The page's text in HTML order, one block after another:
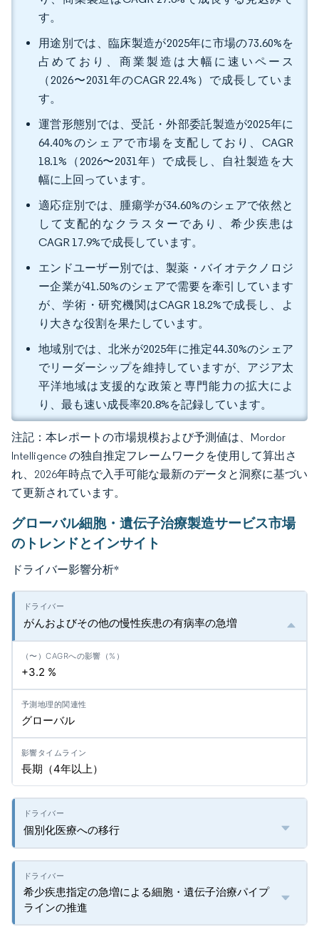
す。
用途別では、臨床製造が2025年に市場の73.60%を
占めており、商業製造は大幅に速いペース
（2026〜2031年のCAGR 22.4%）で成長していま
す。
運営形態別では、受託・外部委託製造が2025年に
64.40%のシェアで市場を支配しており、CAGR
18.1%（2026〜2031年）で成長し、自社製造を大
幅に上回っています。
適応症別では、腫瘍学が34.60%のシェアで依然と
して支配的なクラスターであり、希少疾患は
CAGR 17.9%で成長しています。
エンドユーザー別では、製薬・バイオテクノロジ
ー企業が41.50%のシェアで需要を牽引しています
が、学術・研究機関はCAGR 18.2%で成長し、よ
り大きな役割を果たしています。
地域別では、北米が2025年に推定44.30%のシェア
でリーダーシップを維持していますが、アジア太
平洋地域は支援的な政策と専門能力の拡大によ
り、最も速い成長率20.8%を記録しています。
注記：本レポートの市場規模および予測値は、Mordor
Intelligence の独自推定フレームワークを使用して算出さ
れ、2026年時点で入手可能な最新のデータと洞察に基づい
て更新されています。
グローバル細胞・遺伝子治療製造サービス市場
のトレンドとインサイト
ドライバー影響分析*
がんおよびその他の慢性疾患の有病率の急増
+3.2 %
グローバル
長期（4年以上）
個別化医療への移行
希少疾患指定の急増による細胞・遺伝子治療パイプ
ラインの推進